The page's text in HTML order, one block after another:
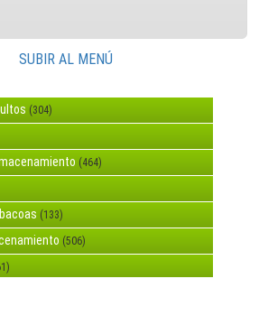
SUBIR AL MENÚ
(304)
(464)
(133)
(506)